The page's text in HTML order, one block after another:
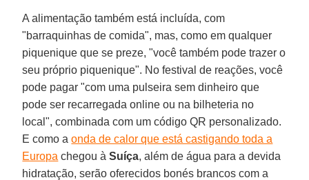
A alimentação também está incluída, com
"barraquinhas de comida", mas, como em qualquer
piquenique que se preze, "você também pode trazer o
seu próprio piquenique". No festival de reações, você
pode pagar "com uma pulseira sem dinheiro que
pode ser recarregada online ou na bilheteria no
local", combinada com um código QR personalizado.
E como aonda de calor que está castigando toda a
Europa chegou àSuíça, além de água para a devida
hidratação, serão oferecidos bonés brancos com a